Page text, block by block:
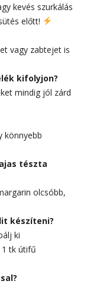
kevés szurkálás
előtt!
vagy zabtejet is
kifolyjon?
mindig jól zárd
könnyebb
tészta
olcsóbb,
készíteni?
ki
1 tk útifű